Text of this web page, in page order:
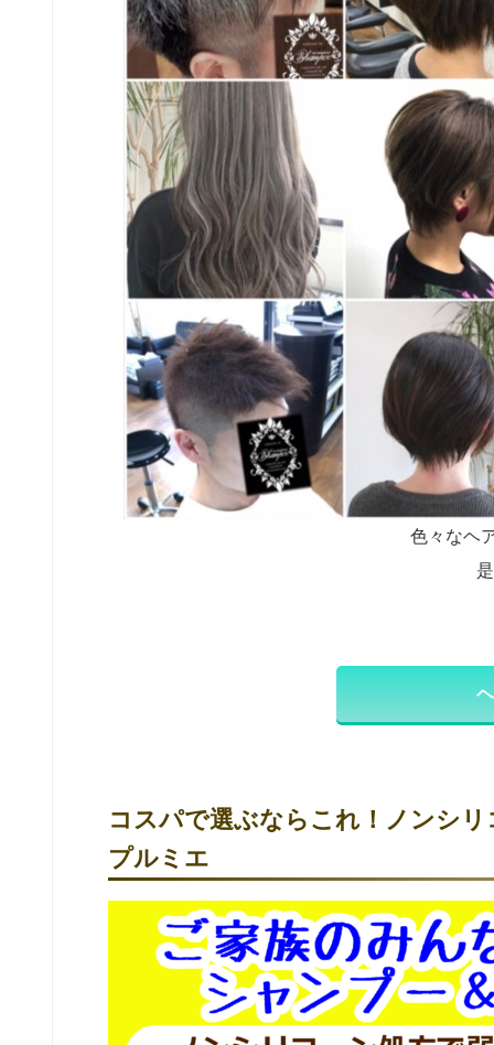
色々なヘ
コスパで選ぶならこれ！ノンシ
プルミエ